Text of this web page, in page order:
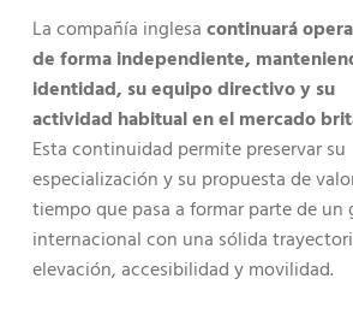
La compañía inglesacontinuará
de forma independiente,
identidad, su equipo directivo y su
actividad habitual en el mercado
Esta continuidad permite preservar su
especialización y su propuesta de
tiempo que pasa a formar parte de un
internacional con una sólida
elevación, accesibilidad y movilidad.